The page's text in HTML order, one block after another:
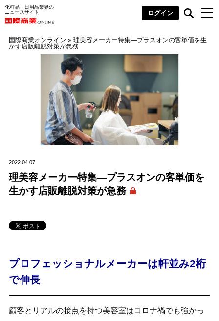
化粧品・日用品業界の
ニュースサイト
ログイン
国際商業オンライン » 理美容メーカー特集―プラスオンの客単価を生
かす店販離脱対策が急務
2022.04.07
理美容メーカー特集―プラスオンの客単価を
生かす店販離脱対策が急務
プロフェッショナルメーカーは軒並み2桁
で伸長
顧客とリアルの接点を持つ美容室はコロナ禍でも強かっ